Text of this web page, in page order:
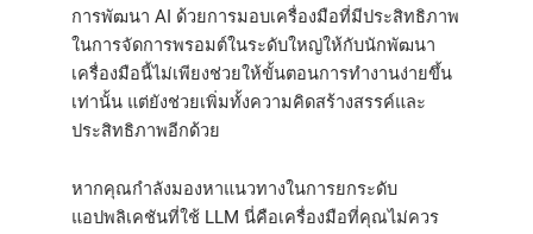
การพัฒนา AI ด้วยการมอบเครื่องมือที่มีประสิทธิภาพ
ในการจัดการพรอมต์ในระดับใหญ่ให้กับนักพัฒนา
เครื่องมือนี้ไม่เพียงช่วยให้ขั้นตอนการทำงานง่ายขึ้น
เท่านั้น แต่ยังช่วยเพิ่มทั้งความคิดสร้างสรรค์และ
ประสิทธิภาพอีกด้วย
หากคุณกำลังมองหาแนวทางในการยกระดับ
แอปพลิเคชันที่ใช้ LLM นี่คือเครื่องมือที่คุณไม่ควร